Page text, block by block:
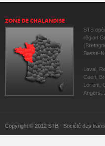
ZONE DE CHALANDISE
STB
région
Basse-
Laval,
Caen,
Lorient,
Angers,...
Copyright © 2012 STB - Société des